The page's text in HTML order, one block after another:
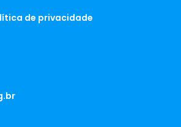
de privacidade